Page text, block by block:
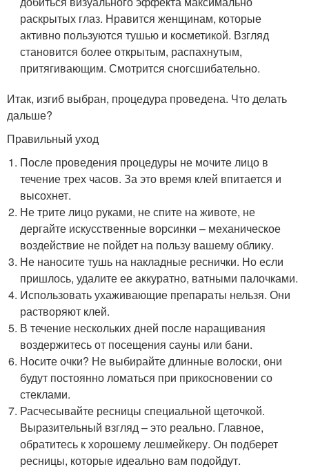
раскрытых глаз. Нравится женщинам, которые
активно пользуются тушью и косметикой. Взгляд
становится более открытым, распахнутым,
притягивающим. Смотрится сногсшибательно.
Итак, изгиб выбран, процедура проведена. Что делать
дальше?
Правильный уход
После проведения процедуры не мочите лицо в
течение трех часов. За это время клей впитается и
высохнет.
Не трите лицо руками, не спите на животе, не
дергайте искусственные ворсинки – механическое
воздействие не пойдет на пользу вашему облику.
Не наносите тушь на накладные реснички. Но если
пришлось, удалите ее аккуратно, ватными палочками.
Использовать ухаживающие препараты нельзя. Они
растворяют клей.
В течение нескольких дней после наращивания
воздержитесь от посещения сауны или бани.
Носите очки? Не выбирайте длинные волоски, они
будут постоянно ломаться при прикосновении со
стеклами.
Расчесывайте ресницы специальной щеточкой.
Выразительный взгляд – это реально. Главное,
обратитесь к хорошему лешмейкеру. Он подберет
ресницы, которые идеально вам подойдут.